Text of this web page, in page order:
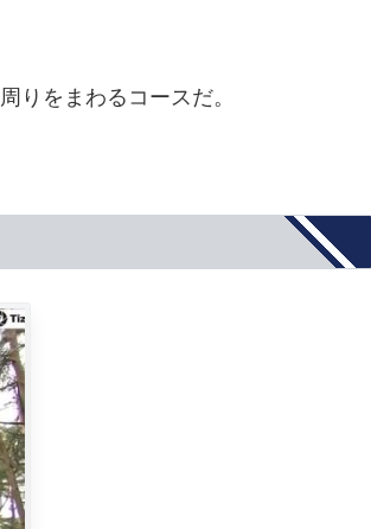
りをまわるコースだ。